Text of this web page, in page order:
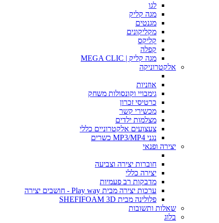
לגו
מגה קליק
מגנטים
מקליקונים
קליקס
קפלה
מגה קליק | MEGA CLIC
אלקטרוניקה
אוזניות
גימבויי וקונסולות משחק
כרטיסי זכרון
מכשירי קשר
מצלמות ילדים
צעצועים אלקטרוניים כללי
נגני MP3/MP4 כשרים
יצירה ופנאי
חוברות יצירה וצביעה
יצירה כללי
מדבקות רב פעמיות
ערכות יצירה מבית Play way - חושבים יצירה
פלולינה מבית SHEFIFOAM 3D
שאלות ותשובות
בלוג